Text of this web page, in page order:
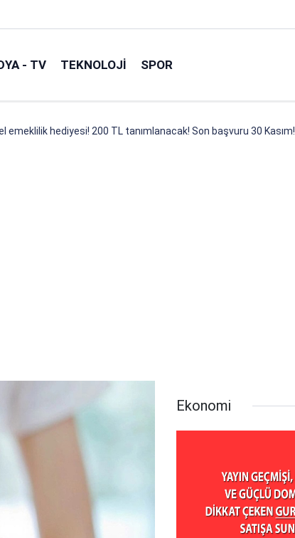
- TV TEKNOLOJI SPOR
emeklilik hediyesi! 200 TL tanımlanacak! Son başvuru 30 Kasım!
Ekonomi